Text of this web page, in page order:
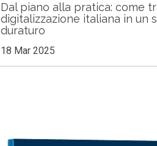
Dal piano alla pratica: come
digitalizzazione italiana in un
duraturo
18 Mar 2025